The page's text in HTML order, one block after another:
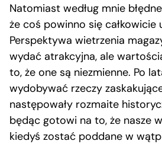
Natomiast według mnie
że coś powinno się całkowicie
Perspektywa wietrzenia
wydać atrakcyjna, ale
to, że one są niezmienne. Po
wydobywać rzeczy
następowały rozmaite
będąc gotowi na to, że nasze
kiedyś zostać poddane w